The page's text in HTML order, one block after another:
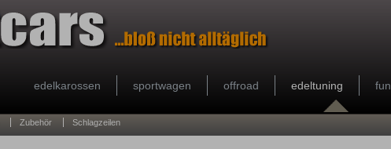
edelkarossen sportwagen offroad edeltuning fun
Zubehör Schlagzeilen